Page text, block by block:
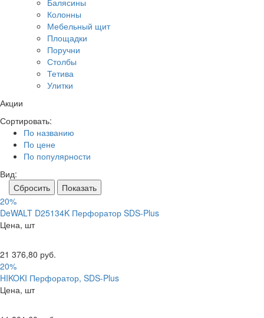
Балясины
Колонны
Мебельный щит
Площадки
Поручни
Столбы
Тетива
Улитки
Акции
Сортировать:
По названию
По цене
По популярности
Вид:
20%
DeWALT D25134K Перфоратор SDS-Plus
Цена, шт
21 376,80 руб.
20%
HIKOKI Перфоратор, SDS-Plus
Цена, шт